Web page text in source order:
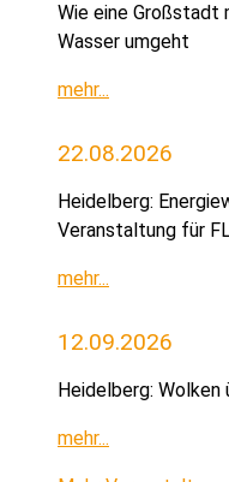
Wie eine Großstadt
Wasser umgeht
mehr...
22.08.2026
Heidelberg:
Veranstaltung für
mehr...
12.09.2026
Heidelberg:
mehr...